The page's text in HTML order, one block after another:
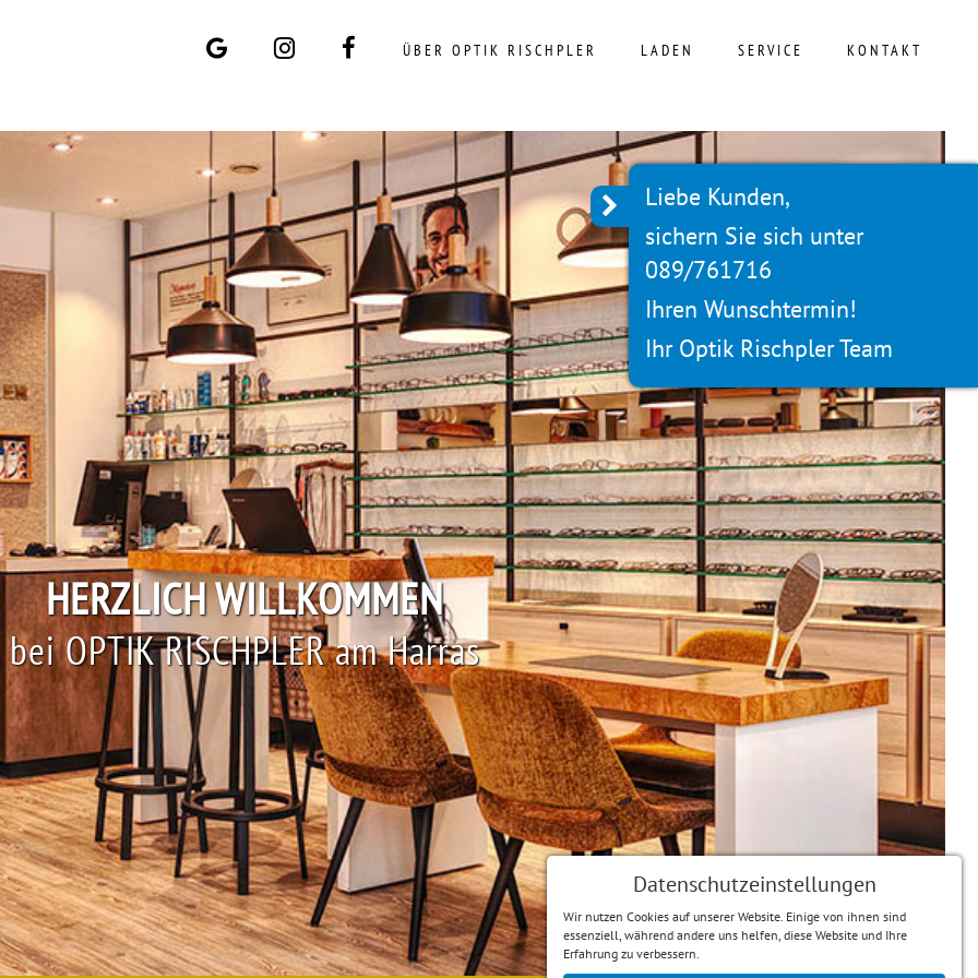
ÜBER OPTIK RISCHPLER LADEN SERVICE KONTAKT
HERZLICH WILLKOMMEN
bei OPTIK RISCHPLER am Harras
Liebe Kunden,
sichern Sie sich unter
089/761716
Ihren Wunschtermin!
Ihr Optik Rischpler Team
Datenschutzeinstellungen
Wir nutzen Cookies auf unserer Website. Einige von ihnen sind
essenziell, während andere uns helfen, diese Website und Ihre
Erfahrung zu verbessern.